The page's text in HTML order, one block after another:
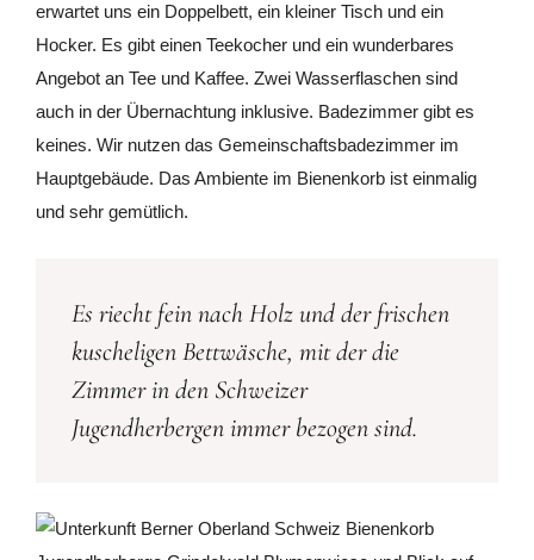
erwartet uns ein Doppelbett, ein kleiner Tisch und ein
Hocker. Es gibt einen Teekocher und ein wunderbares
Angebot an Tee und Kaffee. Zwei Wasserflaschen sind
auch in der Übernachtung inklusive. Badezimmer gibt es
keines. Wir nutzen das Gemeinschaftsbadezimmer im
Hauptgebäude. Das Ambiente im Bienenkorb ist einmalig
und sehr gemütlich.
Es riecht fein nach Holz und der frischen
kuscheligen Bettwäsche, mit der die
Zimmer in den Schweizer
Jugendherbergen immer bezogen sind.